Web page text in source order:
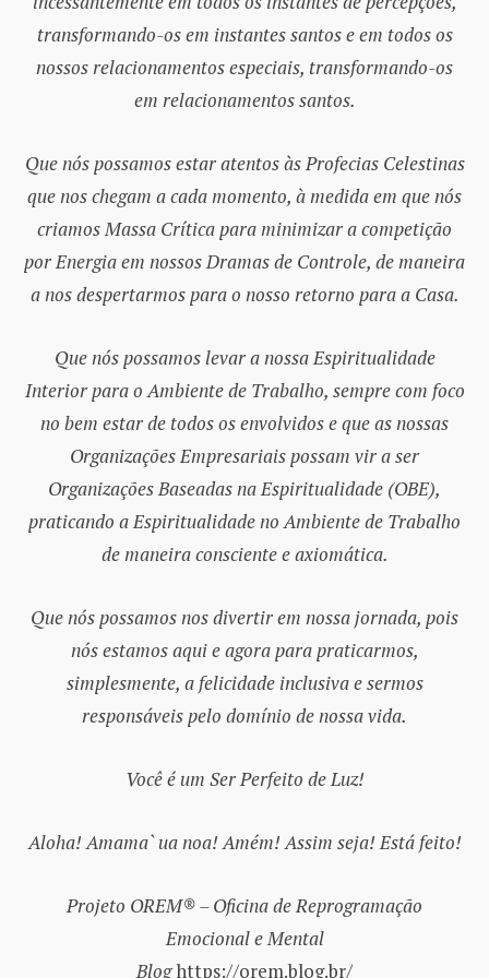
transformando-os em instantes santos e em todos os
nossos relacionamentos especiais, transformando-os
em relacionamentos santos.
Que nós possamos estar atentos às Profecias Celestinas
que nos chegam a cada momento, à medida em que nós
criamos Massa Crítica para minimizar a competição
por Energia em nossos Dramas de Controle, de maneira
a nos despertarmos para o nosso retorno para a Casa.
Que nós possamos levar a nossa Espiritualidade
Interior para o Ambiente de Trabalho, sempre com foco
no bem estar de todos os envolvidos e que as nossas
Organizações Empresariais possam vir a ser
Organizações Baseadas na Espiritualidade (OBE),
praticando a Espiritualidade no Ambiente de Trabalho
de maneira consciente e axiomática.
Que nós possamos nos divertir em nossa jornada, pois
nós estamos aqui e agora para praticarmos,
simplesmente, a felicidade inclusiva e sermos
responsáveis pelo domínio de nossa vida.
Você é um Ser Perfeito de Luz!
Aloha! Amama` ua noa! Amém! Assim seja! Está feito!
Projeto OREM® – Oficina de Reprogramação
Emocional e Mental
Bloghttps://orem.blog.br/